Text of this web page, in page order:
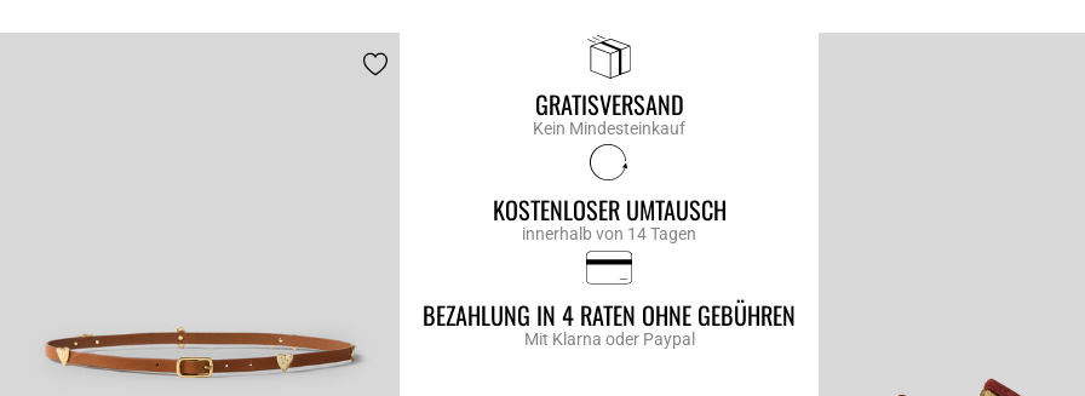
GRATISVERSAND
Kein Mindesteinkauf
KOSTENLOSER UMTAUSCH
innerhalb von 14 Tagen
BEZAHLUNG IN 4 RATEN OHNE GEBÜHREN
Mit Klarna oder Paypal